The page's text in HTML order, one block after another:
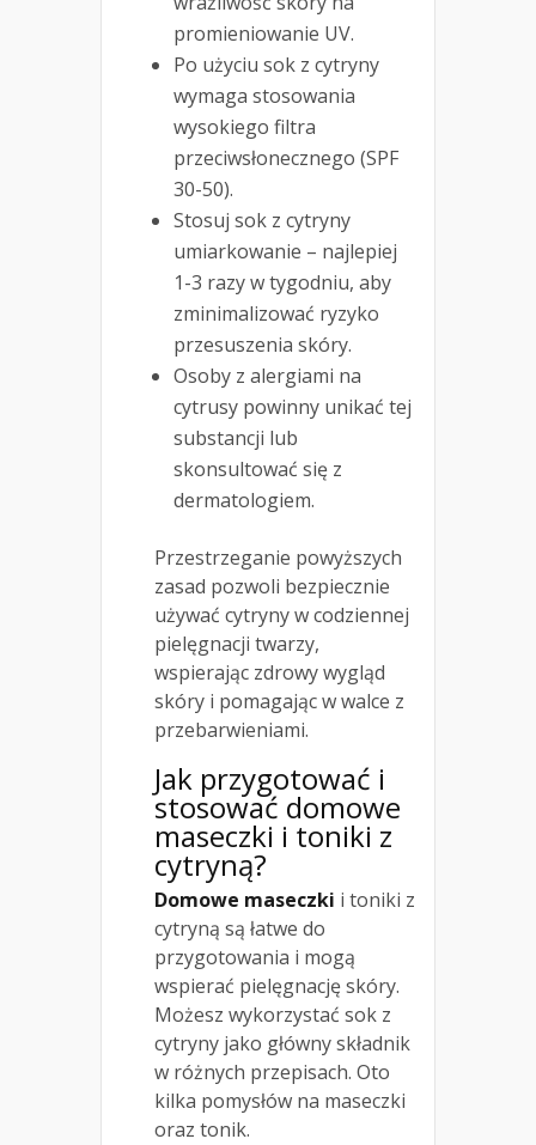
promieniowanie UV.
Po użyciu sok z cytryny
wymaga stosowania
wysokiego filtra
przeciwsłonecznego (SPF
30-50).
Stosuj sok z cytryny
umiarkowanie – najlepiej
1-3 razy w tygodniu, aby
zminimalizować ryzyko
przesuszenia skóry.
Osoby z alergiami na
cytrusy powinny unikać tej
substancji lub
skonsultować się z
dermatologiem.
Przestrzeganie powyższych
zasad pozwoli bezpiecznie
używać cytryny w codziennej
pielęgnacji twarzy,
wspierając zdrowy wygląd
skóry i pomagając w walce z
przebarwieniami.
Jak przygotować i
stosować domowe
maseczki i toniki z
cytryną?
Domowe maseczki i toniki z
cytryną są łatwe do
przygotowania i mogą
wspierać pielęgnację skóry.
Możesz wykorzystać sok z
cytryny jako główny składnik
w różnych przepisach. Oto
kilka pomysłów na maseczki
oraz tonik.